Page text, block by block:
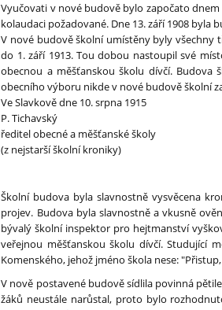
Vyučovati v nové budově bylo započato
kolaudaci požadované. Dne 13. září 1908 byla
V nové budově školní umístěny byly všechny
do 1. září 1913. Tou dobou nastoupil své
obecnou a měšťanskou školu dívčí. Budova
obecního výboru nikde v nové budově školní
Ve Slavkově dne 10. srpna 1915
P. Tichavský
ředitel obecné a měšťanské školy
(z nejstarší školní kroniky)
Školní budova byla slavnostně vysvěcena
projev. Budova byla slavnostně a vkusně
bývalý školní inspektor pro hejtmanství
veřejnou měšťanskou školu dívčí. Studující
Komenského, jehož jméno škola nese:
V nově postavené budově sídlila povinná
žáků neustále narůstal, proto bylo